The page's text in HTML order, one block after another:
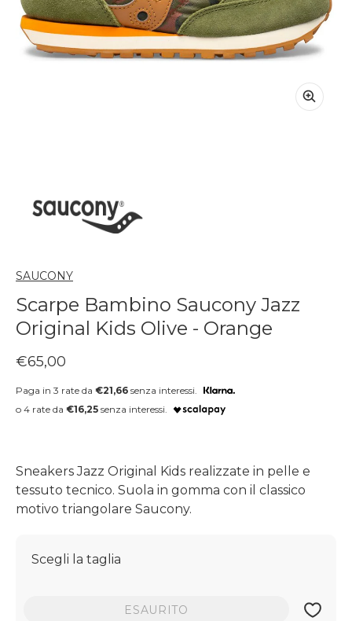
SAUCONY
Scarpe Bambino Saucony Jazz
Original Kids Olive - Orange
Prezzo regolare
€65,00
Paga in 3 rate da €21,66 senza interessi.
o 4 rate da €16,25 senza interessi.
Sneakers Jazz Original Kids realizzate in pelle e
tessuto tecnico. Suola in gomma con il classico
motivo triangolare Saucony.
Scegli la taglia
ESAURITO